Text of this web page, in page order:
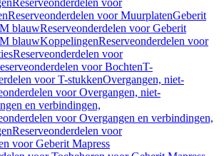
Reserveonderdelen voor
Reserveonderdelen voor MuurplatenGeberit
blauwReserveonderdelen voor Geberit
blauwKoppelingenReserveonderdelen voor
Reserveonderdelen voor
voor BochtenT-
voor T-stukkenOvergangen, niet-
voor Overgangen, niet-
en verbindingen,
voor Overgangen en verbindingen,
Reserveonderdelen voor
voor Geberit Mapress